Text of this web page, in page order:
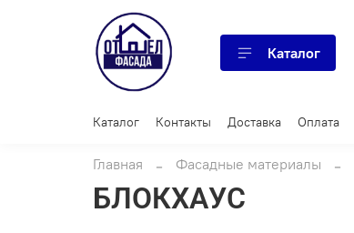
Каталог
Каталог Контакты Доставка Оплата
Главная Фасадные материалы
БЛОКХАУС